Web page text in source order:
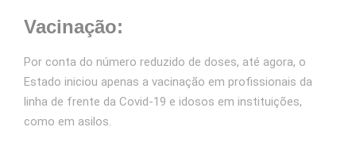
Vacinação:
Por conta do número reduzido de doses, até agora, o
Estado iniciou apenas a vacinação em profissionais da
linha de frente da Covid-19 e idosos em instituições,
como em asilos.